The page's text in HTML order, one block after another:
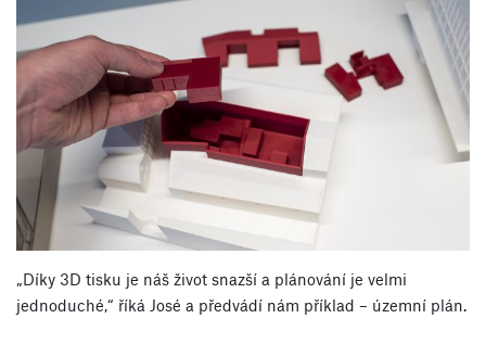
„Díky 3D tisku je náš život snazší a plánování je velmi
jednoduché,“ říká José a předvádí nám příklad – územní plán.